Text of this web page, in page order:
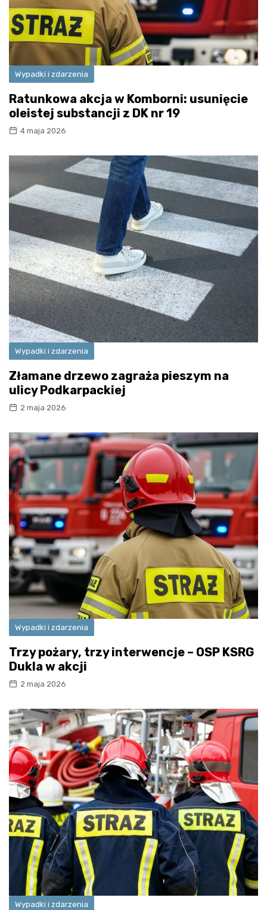
Wypadki i zdarzenia
Ratunkowa akcja w Komborni: usunięcie
oleistej substancji z DK nr 19
4 maja 2026
Wypadki i zdarzenia
Złamane drzewo zagraża pieszym na
ulicy Podkarpackiej
2 maja 2026
Wypadki i zdarzenia
Trzy pożary, trzy interwencje – OSP KSRG
Dukla w akcji
2 maja 2026
Wypadki i zdarzenia